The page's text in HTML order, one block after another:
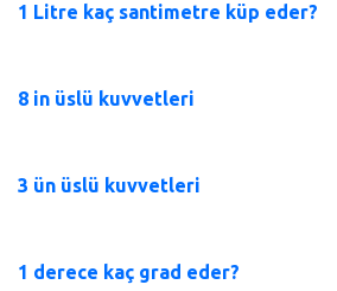
1 Litre kaç santimetre küp eder?
8 in üslü kuvvetleri
3 ün üslü kuvvetleri
1 derece kaç grad eder?